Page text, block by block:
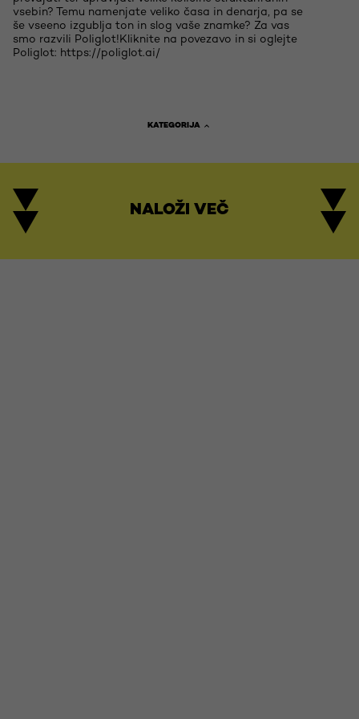
vsebin? Temu namenjate veliko časa in denarja, pa se
še vseeno izgublja ton in slog vaše znamke? Za vas
smo razvili Poliglot!Kliknite na povezavo in si oglejte
Poliglot: https://poliglot.ai/
KATEGORIJA
NALOŽI VEČ